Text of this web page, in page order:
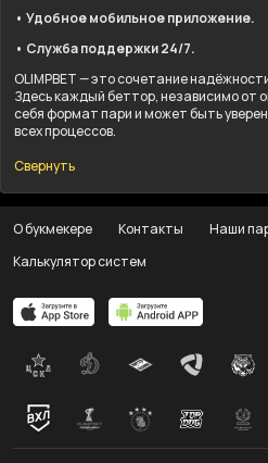
• Удобное мобильное приложение.
• Служба поддержки 24/7.
OLIMPBET — это сочетание
Здесь каждый беттор, независимо от
себя формат пари и может быть
всех процессов.
Свернуть
О букмекере Контакты Наши
Калькулятор систем